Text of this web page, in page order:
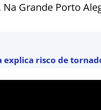
Na Grande Porto
risco de